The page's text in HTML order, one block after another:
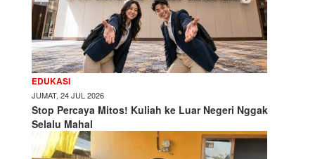
EDUKASI
JUMAT, 24 JUL 2026
Stop Percaya Mitos! Kuliah ke Luar Negeri Nggak
Selalu Mahal